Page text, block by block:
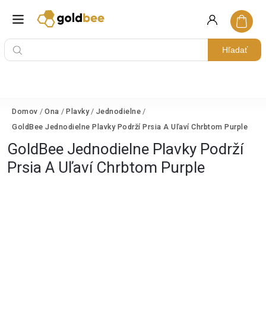
Hľadať
Domov / Ona / Plavky / Jednodielne /
GoldBee Jednodielne Plavky Podrží Prsia A Uľaví Chrbtom Purple
GoldBee Jednodielne Plavky Podrží
Prsia A Uľaví Chrbtom Purple